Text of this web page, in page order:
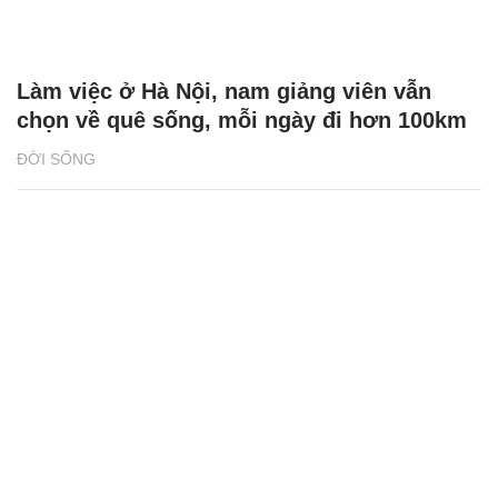
ĐỜI SỐNG
Làm việc ở Hà Nội, nam giảng viên vẫn
chọn về quê sống, mỗi ngày đi hơn 100km